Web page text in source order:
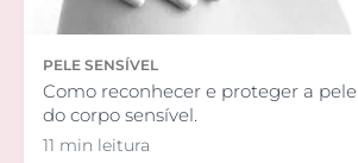
PELE SENSÍVEL
Como reconhecer e proteger a pele
do corpo sensível.
11 min leitura